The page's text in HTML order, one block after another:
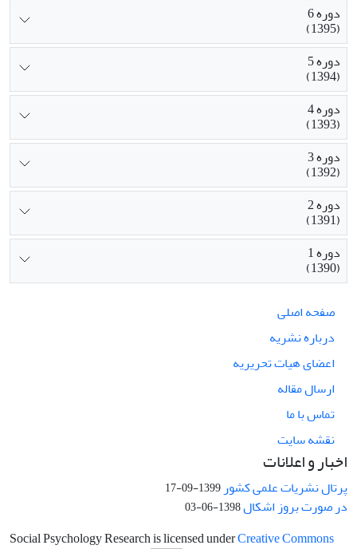
دوره 6
(1395)
دوره 5
(1394)
دوره 4
(1393)
دوره 3
(1392)
دوره 2
(1391)
دوره 1
(1390)
صفحه اصلی
درباره نشریه
اعضای هیات تحریریه
ارسال مقاله
تماس با ما
نقشه سایت
اخبار و اعلانات
پرتال نشریات علمی کشور 1399-09-17
در صورت بروز اشکال1398-06-03
Social Psychology Research is licensed underCreative Commons